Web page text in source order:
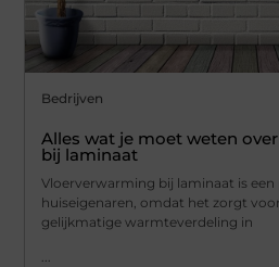
Bedrijven
Alles wat je moet weten
bij laminaat
Vloerverwarming bij laminaat is een
huiseigenaren, omdat het zorgt
gelijkmatige warmteverdeling in
...